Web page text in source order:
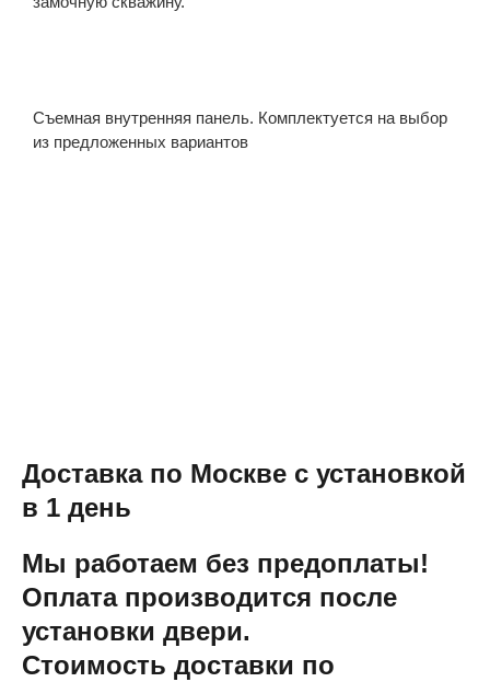
Съемная внутренняя панель. Комплектуется на выбор
из предложенных вариантов
Доставка по Москве с установкой
в 1 день
Мы работаем без предоплаты!
Оплата производится после
установки двери.
Стоимость доставки по